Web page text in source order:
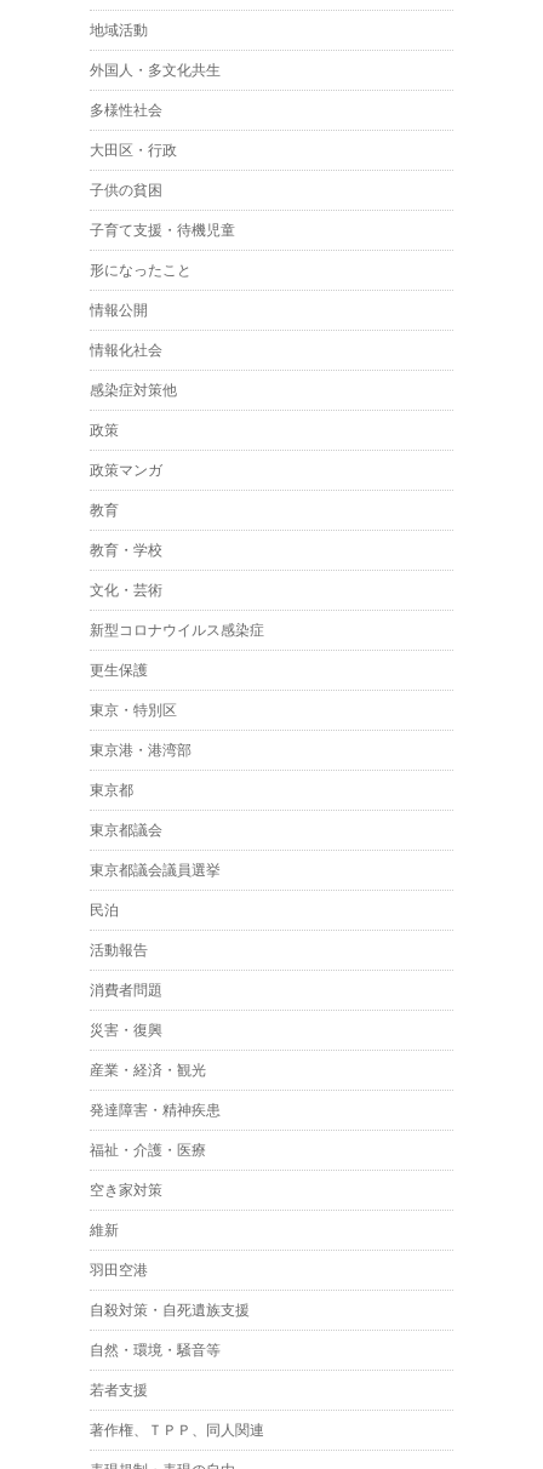
地域活動
外国人・多文化共生
多様性社会
大田区・行政
子供の貧困
子育て支援・待機児童
形になったこと
情報公開
情報化社会
感染症対策他
政策
政策マンガ
教育
教育・学校
文化・芸術
新型コロナウイルス感染症
更生保護
東京・特別区
東京港・港湾部
東京都
東京都議会
東京都議会議員選挙
民泊
活動報告
消費者問題
災害・復興
産業・経済・観光
発達障害・精神疾患
福祉・介護・医療
空き家対策
維新
羽田空港
自殺対策・自死遺族支援
自然・環境・騒音等
若者支援
著作権、ＴＰＰ、同人関連